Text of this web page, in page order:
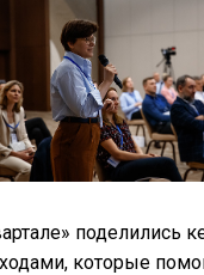
поделились
которые